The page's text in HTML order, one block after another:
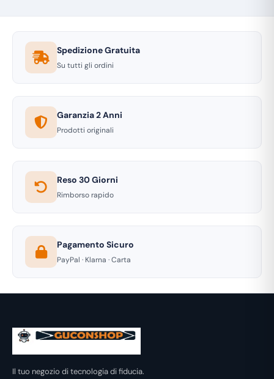
Spedizione Gratuita
Su tutti gli ordini
Garanzia 2 Anni
Prodotti originali
Reso 30 Giorni
Rimborso rapido
Pagamento Sicuro
PayPal · Klarna · Carta
Il tuo negozio di tecnologia di fiducia.